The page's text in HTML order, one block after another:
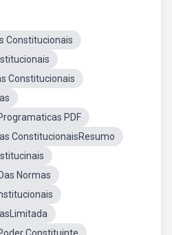
Constitucionais
Constitucionais
PDF
ConstitucionaisResumo
Normas